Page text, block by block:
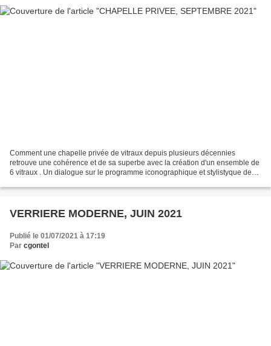
Comment une chapelle privée de vitraux depuis plusieurs décennies
retrouve une cohérence et de sa superbe avec la création d'un ensemble de
6 vitraux . Un dialogue sur le programme iconographique et stylistyque de
VERRIERE MODERNE, JUIN 2021
Publié le 01/07/2021 à 17:19
Par cgontel